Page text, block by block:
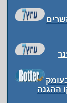
ההגנה